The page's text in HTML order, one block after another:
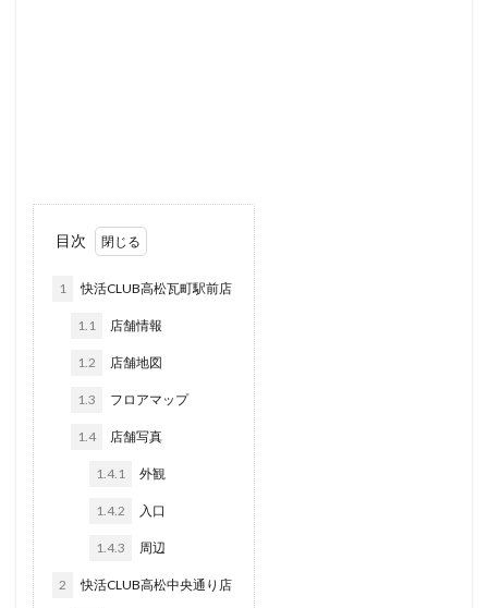
目次
1 快活CLUB高松瓦町駅前店
1.1 店舗情報
1.2 店舗地図
1.3 フロアマップ
1.4 店舗写真
1.4.1 外観
1.4.2 入口
1.4.3 周辺
2 快活CLUB高松中央通り店